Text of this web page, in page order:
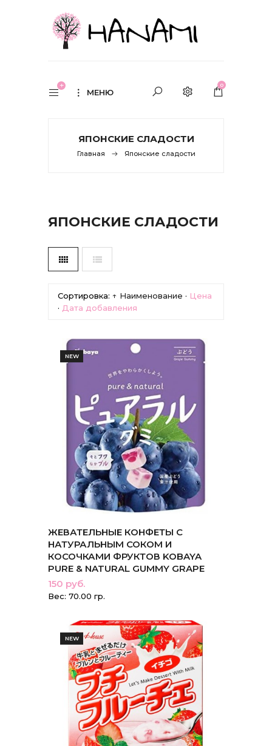
МЕНЮ
0
ЯПОНСКИЕ СЛАДОСТИ
Главная Японские сладости
ЯПОНСКИЕ СЛАДОСТИ
Сортировка: ↑ Наименование · Цена
· Дата добавления
NEW
ЖЕВАТЕЛЬНЫЕ КОНФЕТЫ С
НАТУРАЛЬНЫМ СОКОМ И
КОСОЧКАМИ ФРУКТОВ KOBAYA
PURE & NATURAL GUMMY GRAPE
150 руб.
Вес: 70.00 гр.
NEW